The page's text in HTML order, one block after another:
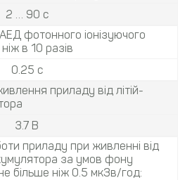
2 … 90 c
фотонного іонізуючого
в 10 разів
0.25 с
приладу від літій-
3.7 В
приладу при живленні від
за умов фону
більше ніж 0.5 мкЗв/год: